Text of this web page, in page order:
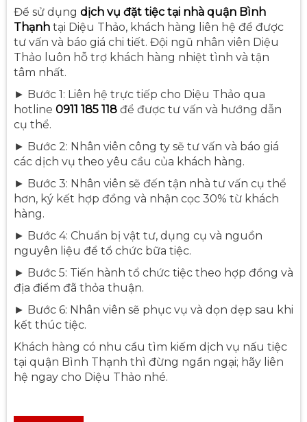
Để sử dụng dịch vụ đặt tiệc tại nhà quận Bình
Thạnh tại Diệu Thảo, khách hàng liên hệ để được
tư vấn và báo giá chi tiết. Đội ngũ nhân viên Diệu
Thảo luôn hỗ trợ khách hàng nhiệt tình và tận
tâm nhất.
► Bước 1: Liên hệ trực tiếp cho Diệu Thảo qua
hotline 0911 185 118 để được tư vấn và hướng dẫn
cụ thể.
► Bước 2: Nhân viên công ty sẽ tư vấn và báo giá
các dịch vụ theo yêu cầu của khách hàng.
► Bước 3: Nhân viên sẽ đến tận nhà tư vấn cụ thể
hơn, ký kết hợp đồng và nhận cọc 30% từ khách
hàng.
► Bước 4: Chuẩn bị vật tư, dụng cụ và nguồn
nguyên liệu để tổ chức bữa tiệc.
► Bước 5: Tiến hành tổ chức tiệc theo hợp đồng và
địa điểm đã thỏa thuận.
► Bước 6: Nhân viên sẽ phục vụ và dọn dẹp sau khi
kết thúc tiệc.
Khách hàng có nhu cầu tìm kiếm dịch vụ nấu tiệc
tại quận Bình Thạnh thì đừng ngần ngại; hãy liên
hệ ngay cho Diệu Thảo nhé.